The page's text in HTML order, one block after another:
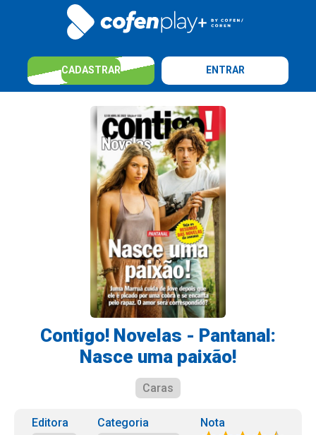
CADASTRAR ENTRAR
Contigo! Novelas - Pantanal:
Nasce uma paixão!
Caras
Editora
Categoria
Nota